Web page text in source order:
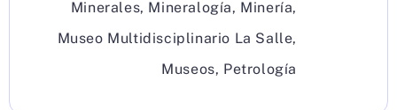
Minerales, Mineralogía, Minería,
Museo Multidisciplinario La Salle,
Museos, Petrología